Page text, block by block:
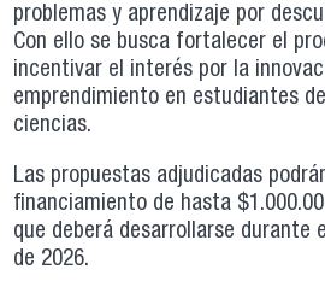
problemas y aprendizaje por
Con ello se busca fortalecer el
incentivar el interés por la
emprendimiento en estudiantes
ciencias.
Las propuestas adjudicadas
financiamiento de hasta
que deberá desarrollarse durante
de 2026.